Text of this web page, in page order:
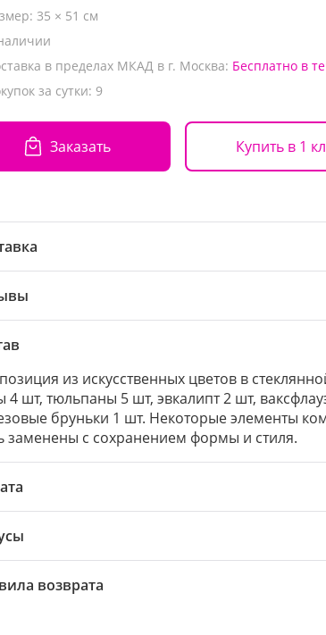
35 × 51 см
в пределах МКАД в г. Москва: Бесплатно в
за сутки: 9
Заказать Купить в 1
из искусственных цветов в
4 шт, тюльпаны 5 шт, эвкалипт 2 шт,
бруньки 1 шт. Некоторые элементы
заменены с сохранением формы и стиля.
возврата